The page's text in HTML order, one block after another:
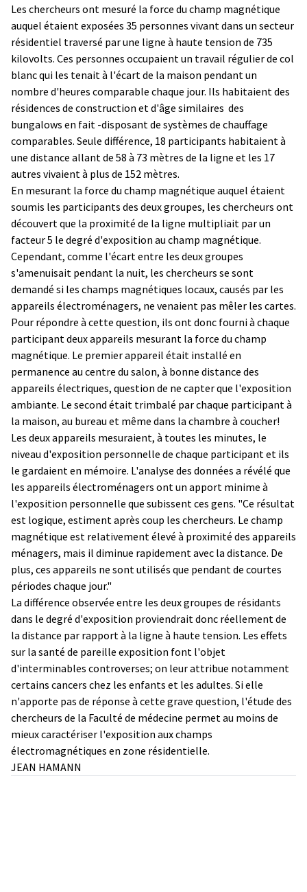
Les chercheurs ont mesuré la force du champ magnétique
auquel étaient exposées 35 personnes vivant dans un secteur
résidentiel traversé par une ligne à haute tension de 735
kilovolts. Ces personnes occupaient un travail régulier de col
blanc qui les tenait à l'écart de la maison pendant un
nombre d'heures comparable chaque jour. Ils habitaient des
résidences de construction et d'âge similaires ­ des
bungalows en fait -disposant de systèmes de chauffage
comparables. Seule différence, 18 participants habitaient à
une distance allant de 58 à 73 mètres de la ligne et les 17
autres vivaient à plus de 152 mètres.
En mesurant la force du champ magnétique auquel étaient
soumis les participants des deux groupes, les chercheurs ont
découvert que la proximité de la ligne multipliait par un
facteur 5 le degré d'exposition au champ magnétique.
Cependant, comme l'écart entre les deux groupes
s'amenuisait pendant la nuit, les chercheurs se sont
demandé si les champs magnétiques locaux, causés par les
appareils électroménagers, ne venaient pas mêler les cartes.
Pour répondre à cette question, ils ont donc fourni à chaque
participant deux appareils mesurant la force du champ
magnétique. Le premier appareil était installé en
permanence au centre du salon, à bonne distance des
appareils électriques, question de ne capter que l'exposition
ambiante. Le second était trimbalé par chaque participant à
la maison, au bureau et même dans la chambre à coucher!
Les deux appareils mesuraient, à toutes les minutes, le
niveau d'exposition personnelle de chaque participant et ils
le gardaient en mémoire. L'analyse des données a révélé que
les appareils électroménagers ont un apport minime à
l'exposition personnelle que subissent ces gens. "Ce résultat
est logique, estiment après coup les chercheurs. Le champ
magnétique est relativement élevé à proximité des appareils
ménagers, mais il diminue rapidement avec la distance. De
plus, ces appareils ne sont utilisés que pendant de courtes
périodes chaque jour."
La différence observée entre les deux groupes de résidants
dans le degré d'exposition proviendrait donc réellement de
la distance par rapport à la ligne à haute tension. Les effets
sur la santé de pareille exposition font l'objet
d'interminables controverses; on leur attribue notamment
certains cancers chez les enfants et les adultes. Si elle
n'apporte pas de réponse à cette grave question, l'étude des
chercheurs de la Faculté de médecine permet au moins de
mieux caractériser l'exposition aux champs
électromagnétiques en zone résidentielle.
JEAN HAMANN